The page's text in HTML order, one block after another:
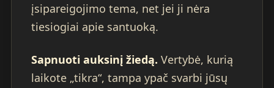
įsipareigojimo tema, net jei ji nėra
tiesiogiai apie santuoką.
Sapnuoti auksinį žiedą. Vertybė, kurią
laikote „tikra“, tampa ypač svarbi jūsų